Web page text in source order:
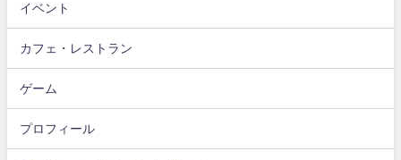
イベント
カフェ・レストラン
ゲーム
プロフィール